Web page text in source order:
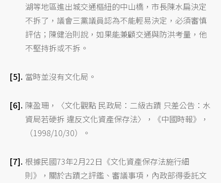
湖等地區進出城交通樞紐的中山橋，市長陳水扁決定
不拆了，議會三黨議員認為不能輕易決定，必須審慎
評估；陳健治則說，如果能兼顧交通與防洪考量，他
不堅持拆或不拆。
當時並沒有文化局。
陳盈珊，〈文化觀點 民政局：二級古蹟 只差公告：水
資局若硬拆 違反文化資產保存法〉，《中國時報》，
（1998/10/30）。
根據民國73年2月22日《文化資產保存法施行細
則》，關於古蹟之評鑑、審議事項，內政部得委託文